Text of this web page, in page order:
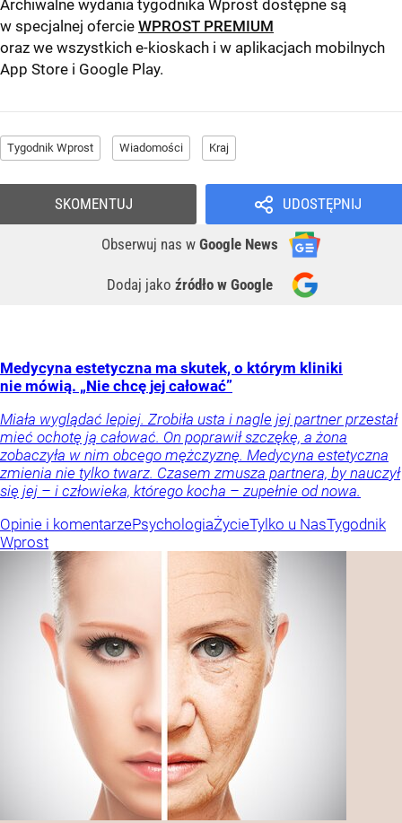
Archiwalne wydania tygodnika Wprost dostępne są
w specjalnej ofercie WPROST PREMIUM
oraz we wszystkich e-kioskach i w aplikacjach mobilnych
App Store i Google Play.
Tygodnik Wprost Wiadomości Kraj
UDOSTĘPNIJ
Obserwuj nas w Google News
Dodaj jako źródło w Google
SKOMENTUJ
Medycyna estetyczna ma skutek, o którym kliniki
nie mówią. „Nie chcę jej całować”
Miała wyglądać lepiej. Zrobiła usta i nagle jej partner przestał
mieć ochotę ją całować. On poprawił szczękę, a żona
zobaczyła w nim obcego mężczyznę. Medycyna estetyczna
zmienia nie tylko twarz. Czasem zmusza partnera, by nauczył
się jej – i człowieka, którego kocha – zupełnie od nowa.
Opinie i komentarzePsychologiaŻycieTylko u NasTygodnik
Wprost